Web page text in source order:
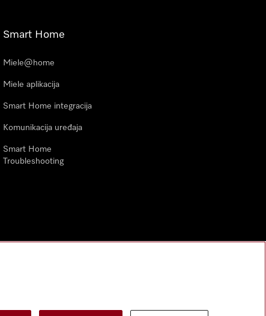
Smart Home
Miele@home
Miele aplikacija
Smart Home integracija
Komunikacija uređaja
Smart Home
Troubleshooting